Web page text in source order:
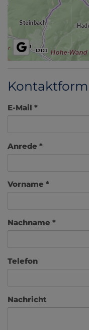
E-Mail
Anrede
Vorname
Nachname
Telefon
Nachricht